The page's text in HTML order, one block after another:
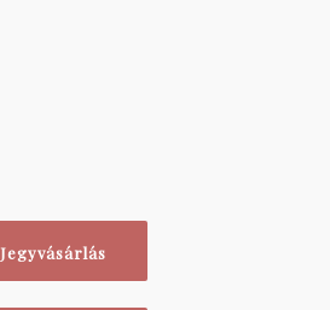
Jegyvásárlás